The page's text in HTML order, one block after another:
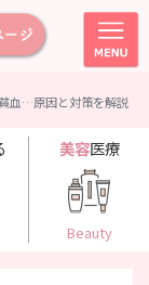
血…原因と対策を解説
美容医療
Beauty